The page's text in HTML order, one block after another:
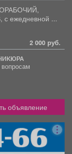
с ежедневной ...
2 000 руб.
объявление